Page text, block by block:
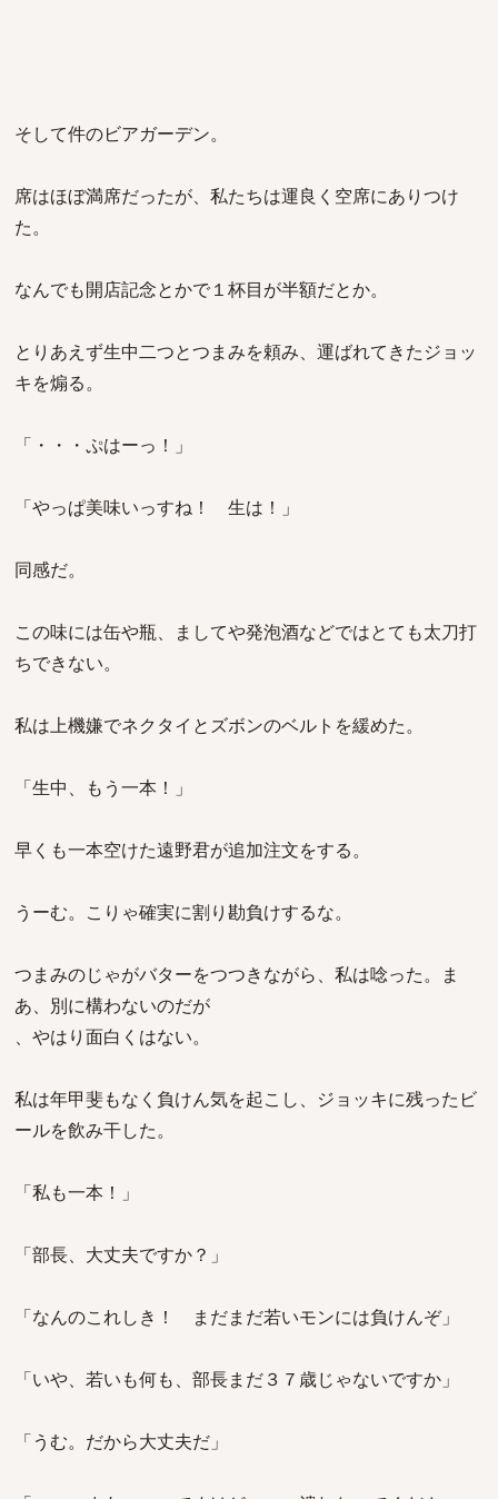
そして件のビアガーデン。
席はほぼ満席だったが、私たちは運良く空席にありつけ
た。
なんでも開店記念とかで１杯目が半額だとか。
とりあえず生中二つとつまみを頼み、運ばれてきたジョッ
キを煽る。
「・・・ぷはーっ！」
「やっぱ美味いっすね！ 生は！」
同感だ。
この味には缶や瓶、ましてや発泡酒などではとても太刀打
ちできない。
私は上機嫌でネクタイとズボンのベルトを緩めた。
「生中、もう一本！」
早くも一本空けた遠野君が追加注文をする。
うーむ。こりゃ確実に割り勘負けするな。
つまみのじゃがバターをつつきながら、私は唸った。ま
あ、別に構わないのだが
、やはり面白くはない。
私は年甲斐もなく負けん気を起こし、ジョッキに残ったビ
ールを飲み干した。
「私も一本！」
「部長、大丈夫ですか？」
「なんのこれしき！ まだまだ若いモンには負けんぞ」
「いや、若いも何も、部長まだ３７歳じゃないですか」
「うむ。だから大丈夫だ」